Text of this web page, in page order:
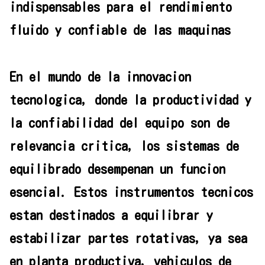
indispensables para el rendimiento
fluido y confiable de las maquinas
En el mundo de la innovacion
tecnologica, donde la productividad y
la confiabilidad del equipo son de
relevancia critica, los sistemas de
equilibrado desempenan un funcion
esencial. Estos instrumentos tecnicos
estan destinados a equilibrar y
estabilizar partes rotativas, ya sea
en planta productiva, vehiculos de